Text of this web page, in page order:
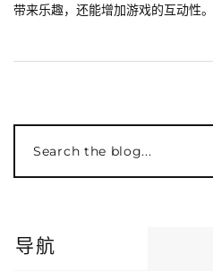
带来乐趣，还能增加游戏的互动性
Search the blog...
导航